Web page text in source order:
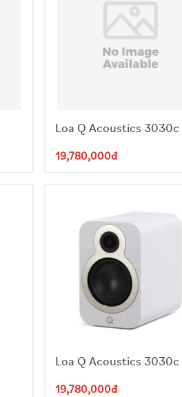
tại Đan Mạch
Loa Q Acoustics 3030c
19,780,000đ
Loa Q Acoustics 3030c
19,780,000đ